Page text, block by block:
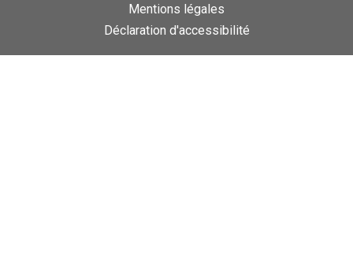
Mentions légales
Déclaration d'accessibilité